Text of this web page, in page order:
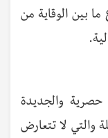
ما بين الوقاية من
حصرية والجديدة
والتي لا تتعارض